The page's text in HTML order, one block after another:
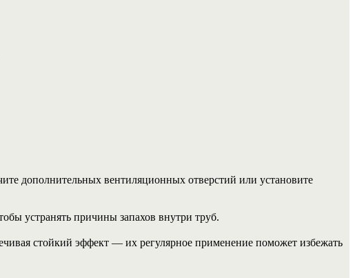
дополнительных вентиляционных отверстий или установите
устранять причины запахов внутри труб.
стойкий эффект — их регулярное применение поможет избежать